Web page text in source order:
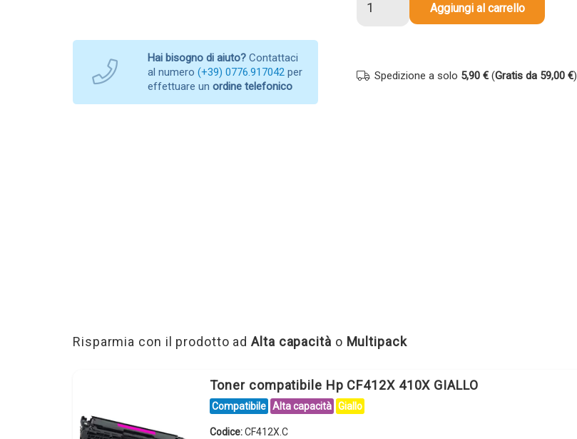
Hai bisogno di aiuto? Contattaci
al numero (+39) 0776.917042 per
effettuare un ordine telefonico
compatibile
GIALLO
Aggiungi al carrello
Spedizione a solo 5,90 € (Gratis da 59,00 €)
Risparmia con il prodotto adAlta capacità o Multipack
Toner compatibile Hp CF412X 410X GIALLO
Compatibile Alta capacità Giallo
Codice:CF412X.C